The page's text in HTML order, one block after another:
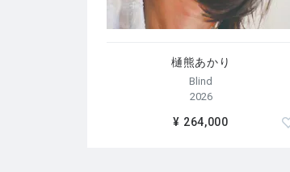
樋熊あかり
Blind
2026
¥ 264,000